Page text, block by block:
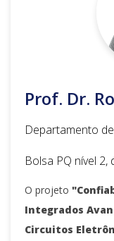
Prof. Dr.
Departamento
Bolsa PQ nível 2,
O projeto
Integrados
Circuitos